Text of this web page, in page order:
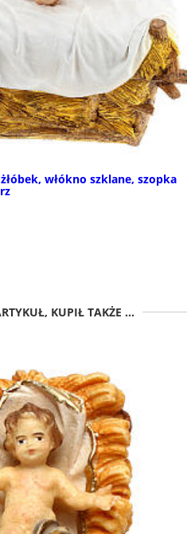
włókno szklane, szopka
KUPIŁ TAKŻE ...